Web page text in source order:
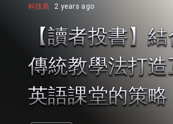
科技島 2 years ago
【讀者投書】
傳統教學法打
英語課堂的策略